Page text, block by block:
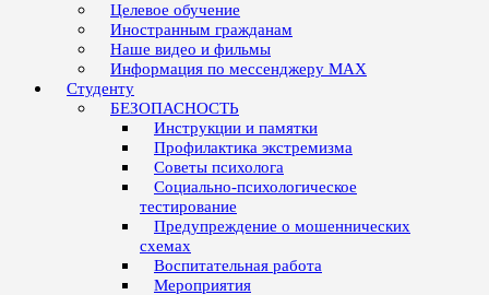
Целевое обучение
Иностранным гражданам
Наше видео и фильмы
Информация по мессенджеру MAX
Студенту
БЕЗОПАСНОСТЬ
Инструкции и памятки
Профилактика экстремизма
Советы психолога
Социально-психологическое
тестирование
Предупреждение о мошеннических
схемах
Воспитательная работа
Мероприятия